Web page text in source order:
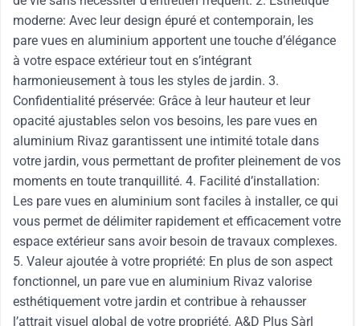
moderne: Avec leur design épuré et contemporain, les
pare vues en aluminium apportent une touche d’élégance
à votre espace extérieur tout en s’intégrant
harmonieusement à tous les styles de jardin. 3.
Confidentialité préservée: Grâce à leur hauteur et leur
opacité ajustables selon vos besoins, les pare vues en
aluminium Rivaz garantissent une intimité totale dans
votre jardin, vous permettant de profiter pleinement de vos
moments en toute tranquillité. 4. Facilité d’installation:
Les pare vues en aluminium sont faciles à installer, ce qui
vous permet de délimiter rapidement et efficacement votre
espace extérieur sans avoir besoin de travaux complexes.
5. Valeur ajoutée à votre propriété: En plus de son aspect
fonctionnel, un pare vue en aluminium Rivaz valorise
esthétiquement votre jardin et contribue à rehausser
l’attrait visuel global de votre propriété. A&D Plus Sàrl